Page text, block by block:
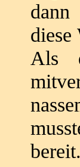
diese
Als
bereit.